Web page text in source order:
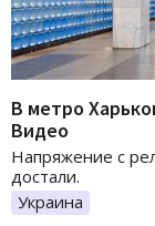
В метро
Видео
Напряжение с
достали.
Украина